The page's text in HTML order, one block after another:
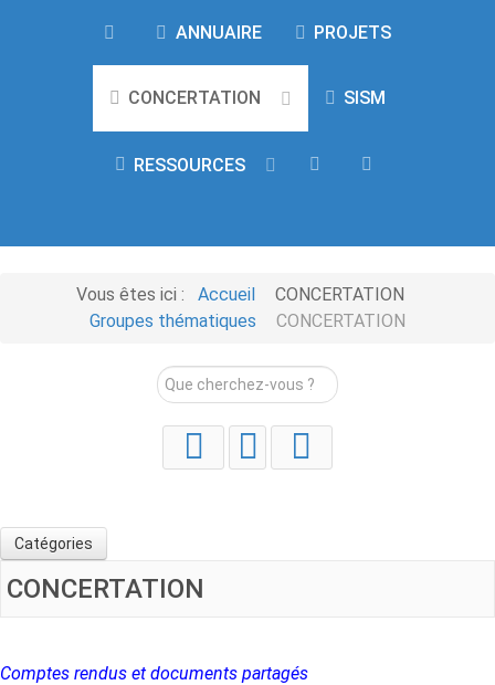
ANNUAIRE PROJETS
CONCERTATION SISM
RESSOURCES
Vous êtes ici : Accueil
CONCERTATION
Groupes thématiques
CONCERTATION
Rechercher
Catégories
CONCERTATION
Comptes rendus et documents partagés